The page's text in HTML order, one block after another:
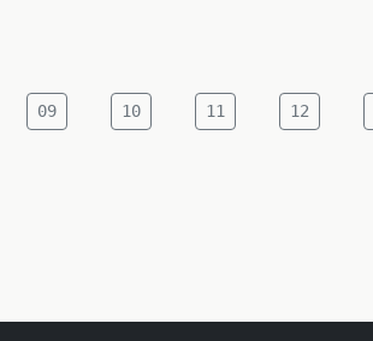
09 10 11 12